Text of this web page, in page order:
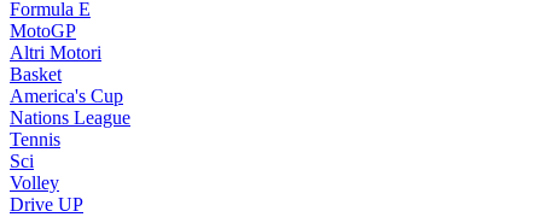
Formula E
MotoGP
Altri Motori
Basket
America's Cup
Nations League
Tennis
Sci
Volley
Drive UP